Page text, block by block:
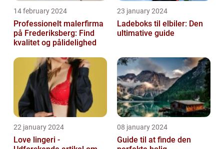
14 february 2024
Professionelt malerfirma
på Frederiksberg: Find
kvalitet og pålidelighed
23 january 2024
Ladeboks til elbiler: Den
ultimative guide
22 january 2024
Love lingeri -
08 january 2024
Guide til at finde den